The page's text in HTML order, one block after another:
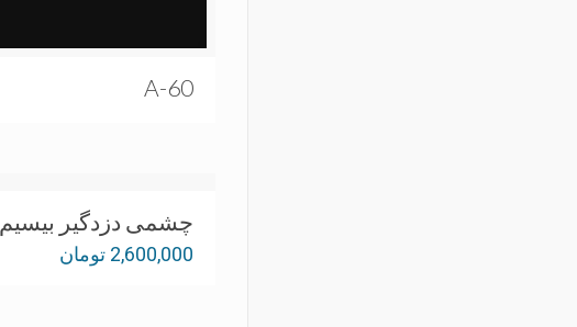
60-A
چشمی دزدگیر بیسیم
2,600,000 تومان